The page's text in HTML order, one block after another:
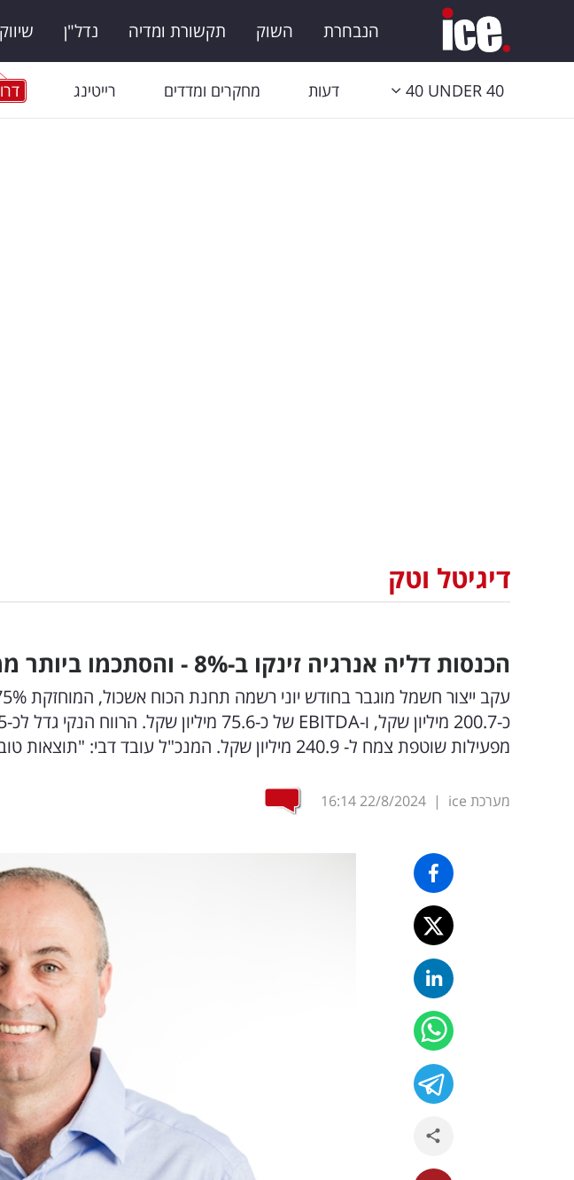
הנבחרת השוק תקשורת ומדיה נדל"ן
40 UNDER 40 דעות מחקרים ומדדים רייטינג
דיגיטל וטק
הכנסות דליה אנרגיה זינקו ב-8% - והסתכמו ביותר
מפעילות שוטפת צמח ל- 240.9 מיליון שקל. המנכ"ל עובד דבי: "תוצאות טובות מאוד"
מערכת ice |
22/8/2024
16:14